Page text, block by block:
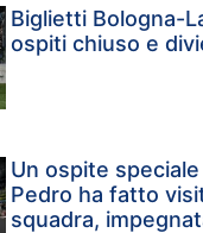
Biglietti Bologna-
ospiti chiuso e
Un ospite
Pedro ha fatto
squadra,